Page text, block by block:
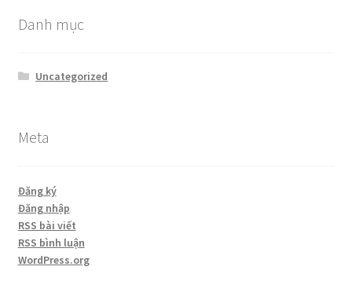
Danh mục
Uncategorized
Meta
Đăng ký
Đăng nhập
RSS bài viết
RSS bình luận
WordPress.org